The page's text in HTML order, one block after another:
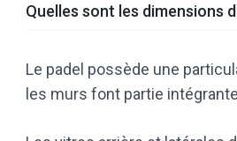
Quelles sont les dimensions
Le padel possède une
les murs font partie